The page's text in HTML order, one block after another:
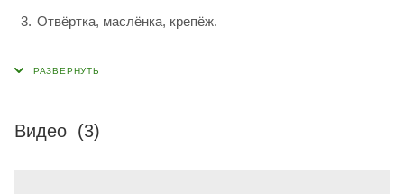
Отвёртка, маслёнка, крепёж.
Видео (3)